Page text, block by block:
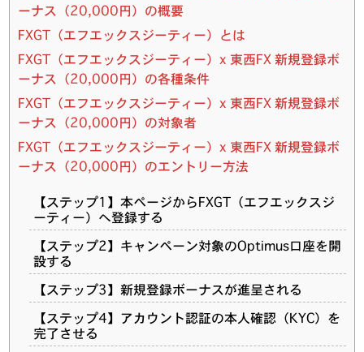
ーナス（20,000円）の概要
FXGT（エフエックスジーティー）とは
FXGT（エフエックスジーティー）x 東西FX 新規登録ボ
ーナス（20,000円）の各種条件
FXGT（エフエックスジーティー）x 東西FX 新規登録ボ
ーナス（20,000円）の対象者
FXGT（エフエックスジーティー）x 東西FX 新規登録ボ
ーナス（20,000円）のエントリー方法
【ステップ1】本ページからFXGT（エフエックスジ
ーティー）へ登録する
【ステップ2】キャンペーン対象のOptimus口座を開
設する
【ステップ3】新規登録ボーナスが進呈される
【ステップ4】アカウント認証の本人確認（KYC）を
完了させる